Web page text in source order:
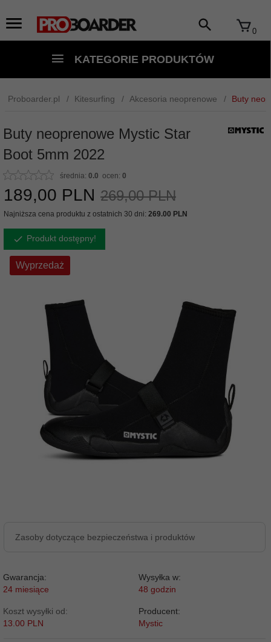
0
KATEGORIE PRODUKTÓW
Proboarder.pl Kitesurfing Akcesoria neoprenowe Buty
Buty neoprenowe Mystic Star
Boot 5mm 2022
średnia: 0.0 ocen: 0
189,00 PLN 269,00 PLN
Najniższa cena produktu z ostatnich 30 dni: 269.00 PLN
Produkt dostępny!
Wyprzedaż
Zasoby dotyczące bezpieczeństwa i produktów
Gwarancja:
24 miesiące
Wysyłka w:
48 godzin
Koszt wysyłki od:
13.00 PLN
Producent:
Mystic